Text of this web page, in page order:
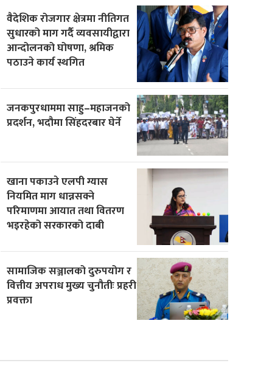
वैदेशिक रोजगार क्षेत्रमा नीतिगत
सुधारको माग गर्दै व्यवसायीद्वारा
आन्दोलनको घोषणा, श्रमिक
पठाउने कार्य स्थगित
जनकपुरधाममा साहु–महाजनको
प्रदर्शन, भदौमा सिंहदरबार घेर्ने
खाना पकाउने एलपी ग्यास
नियमित माग धान्नसक्ने
परिमाणमा आयात तथा वितरण
भइरहेको सरकारको दाबी
सामाजिक सञ्जालको दुरुपयोग र
वित्तीय अपराध मुख्य चुनौतीः प्रहरी
प्रवक्ता